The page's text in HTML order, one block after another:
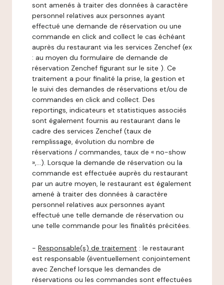
sont amenés à traiter des données à caractère
personnel relatives aux personnes ayant
effectué une demande de réservation ou une
commande en click and collect le cas échéant
auprès du restaurant via les services Zenchef (ex
: au moyen du formulaire de demande de
réservation Zenchef figurant sur le site ). Ce
traitement a pour finalité la prise, la gestion et
le suivi des demandes de réservations et/ou de
commandes en click and collect. Des
reportings, indicateurs et statistiques associés
sont également fournis au restaurant dans le
cadre des services Zenchef (taux de
remplissage, évolution du nombre de
réservations / commandes, taux de « no-show
»,…). Lorsque la demande de réservation ou la
commande est effectuée auprès du restaurant
par un autre moyen, le restaurant est également
amené à traiter des données à caractère
personnel relatives aux personnes ayant
effectué une telle demande de réservation ou
une telle commande pour les finalités précitées.
- Responsable(s) de traitement : le restaurant
est responsable (éventuellement conjointement
avec Zenchef lorsque les demandes de
réservations ou les commandes sont effectuées